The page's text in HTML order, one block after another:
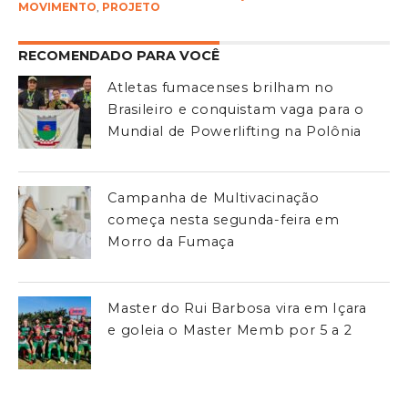
MOVIMENTO PROJETO
RECOMENDADO PARA VOCÊ
Atletas fumacenses brilham no
Brasileiro e conquistam vaga para o
Mundial de Powerlifting na Polônia
Campanha de Multivacinação
começa nesta segunda-feira em
Morro da Fumaça
Master do Rui Barbosa vira em Içara
e goleia o Master Memb por 5 a 2